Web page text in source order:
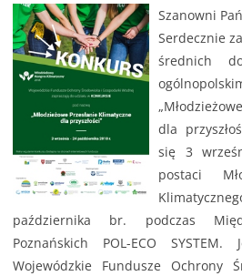
Szanowni
Serdecznie
średnich
dla
się 3
postaci
października br. podczas
Poznańskich POL-ECO
Wojewódzkie Fundusze Ochrony